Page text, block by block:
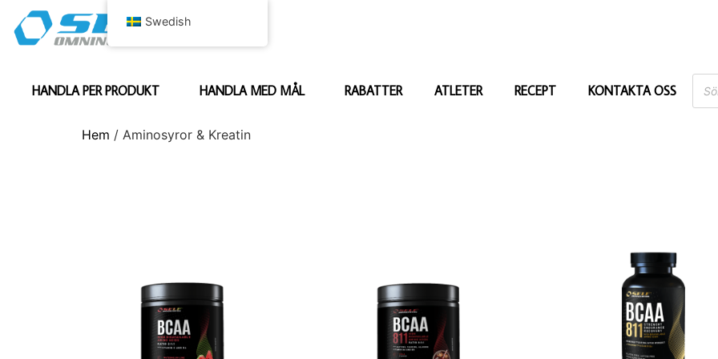
HANDLA PER PRODUKT HANDLA MED MÅL RABATTER ATLETER RECEPT KONTAKTA OSS
Hem / Aminosyror & Kreatin
Swedish